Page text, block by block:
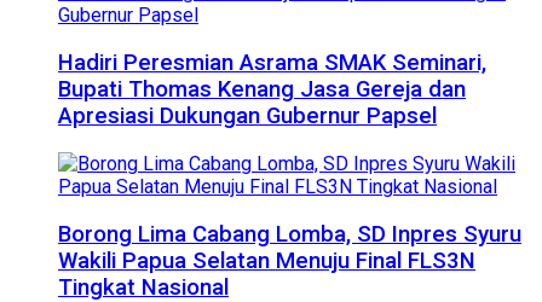
Hadiri Peresmian Asrama SMAK Seminari,
Bupati Thomas Kenang Jasa Gereja dan
Apresiasi Dukungan Gubernur Papsel
Borong Lima Cabang Lomba, SD Inpres Syuru
Wakili Papua Selatan Menuju Final FLS3N
Tingkat Nasional